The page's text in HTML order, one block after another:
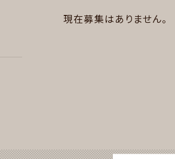
現在募集はありません。